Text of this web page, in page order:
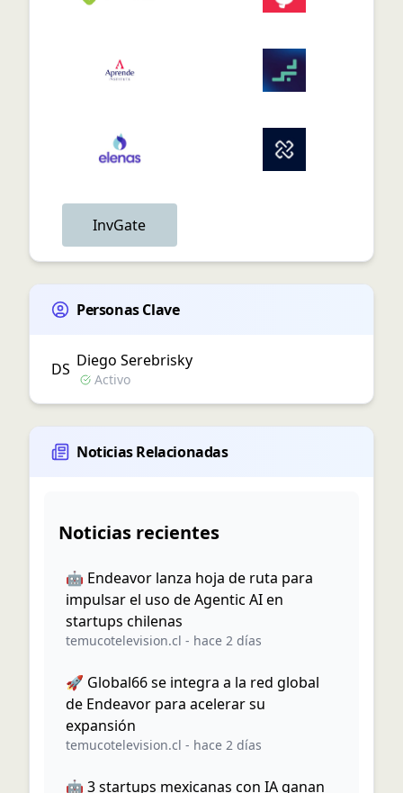
InvGate
Personas Clave
DS Diego Serebrisky
Activo
Noticias Relacionadas
Noticias recientes
🤖 Endeavor lanza hoja de ruta para
impulsar el uso de Agentic AI en
startups chilenas
temucotelevision.cl - hace 2 días
🚀 Global66 se integra a la red global
de Endeavor para acelerar su
expansión
temucotelevision.cl - hace 2 días
🤖 3 startups mexicanas con IA ganan